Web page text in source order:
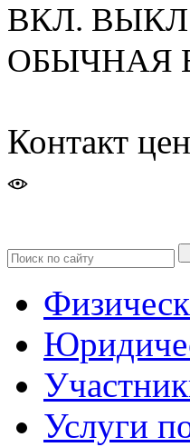
ВКЛ.
ОБЫЧНАЯ
Контакт
Услуги